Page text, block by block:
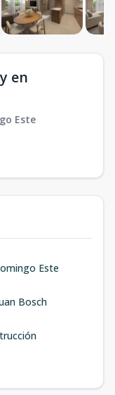
en
Este
Este
Bosch